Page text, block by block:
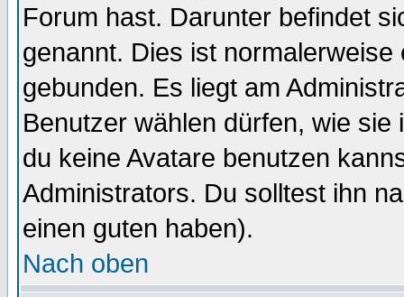
Forum hast. Darunter befindet
genannt. Dies ist
gebunden. Es liegt am
Benutzer wählen dürfen, wie
du keine Avatare benutzen
Administrators. Du solltest ihn
einen guten haben).
Nach oben